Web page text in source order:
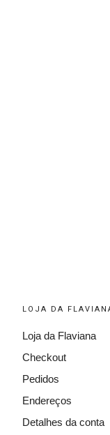
LOJA DA
Loja da Flaviana
Checkout
Pedidos
Endereços
Detalhes da conta